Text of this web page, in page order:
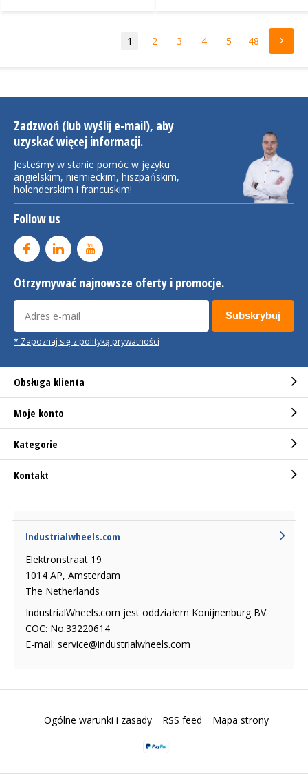
1 2 3 4 5 48
Zadzwoń (lub wyślij e-mail), aby
uzyskać więcej informacji.
Jesteśmy w stanie pomóc w języku
angielskim, niemieckim, hiszpańskim,
holenderskim i francuskim!
Follow us
Otrzymywać najnowsze oferty i promocje.
Subskrybuj
* Zapoznaj się z polityką prywatności
Obsługa klienta
Moje konto
Kategorie
Kontakt
Industrialwheels.com
Elektronstraat 19
1014 AP, Amsterdam
The Netherlands
IndustrialWheels.com jest oddziałem Konijnenburg BV.
COC: No.33220614
E-mail: service@industrialwheels.com
Ogólne warunki i zasady RSS feed Mapa strony